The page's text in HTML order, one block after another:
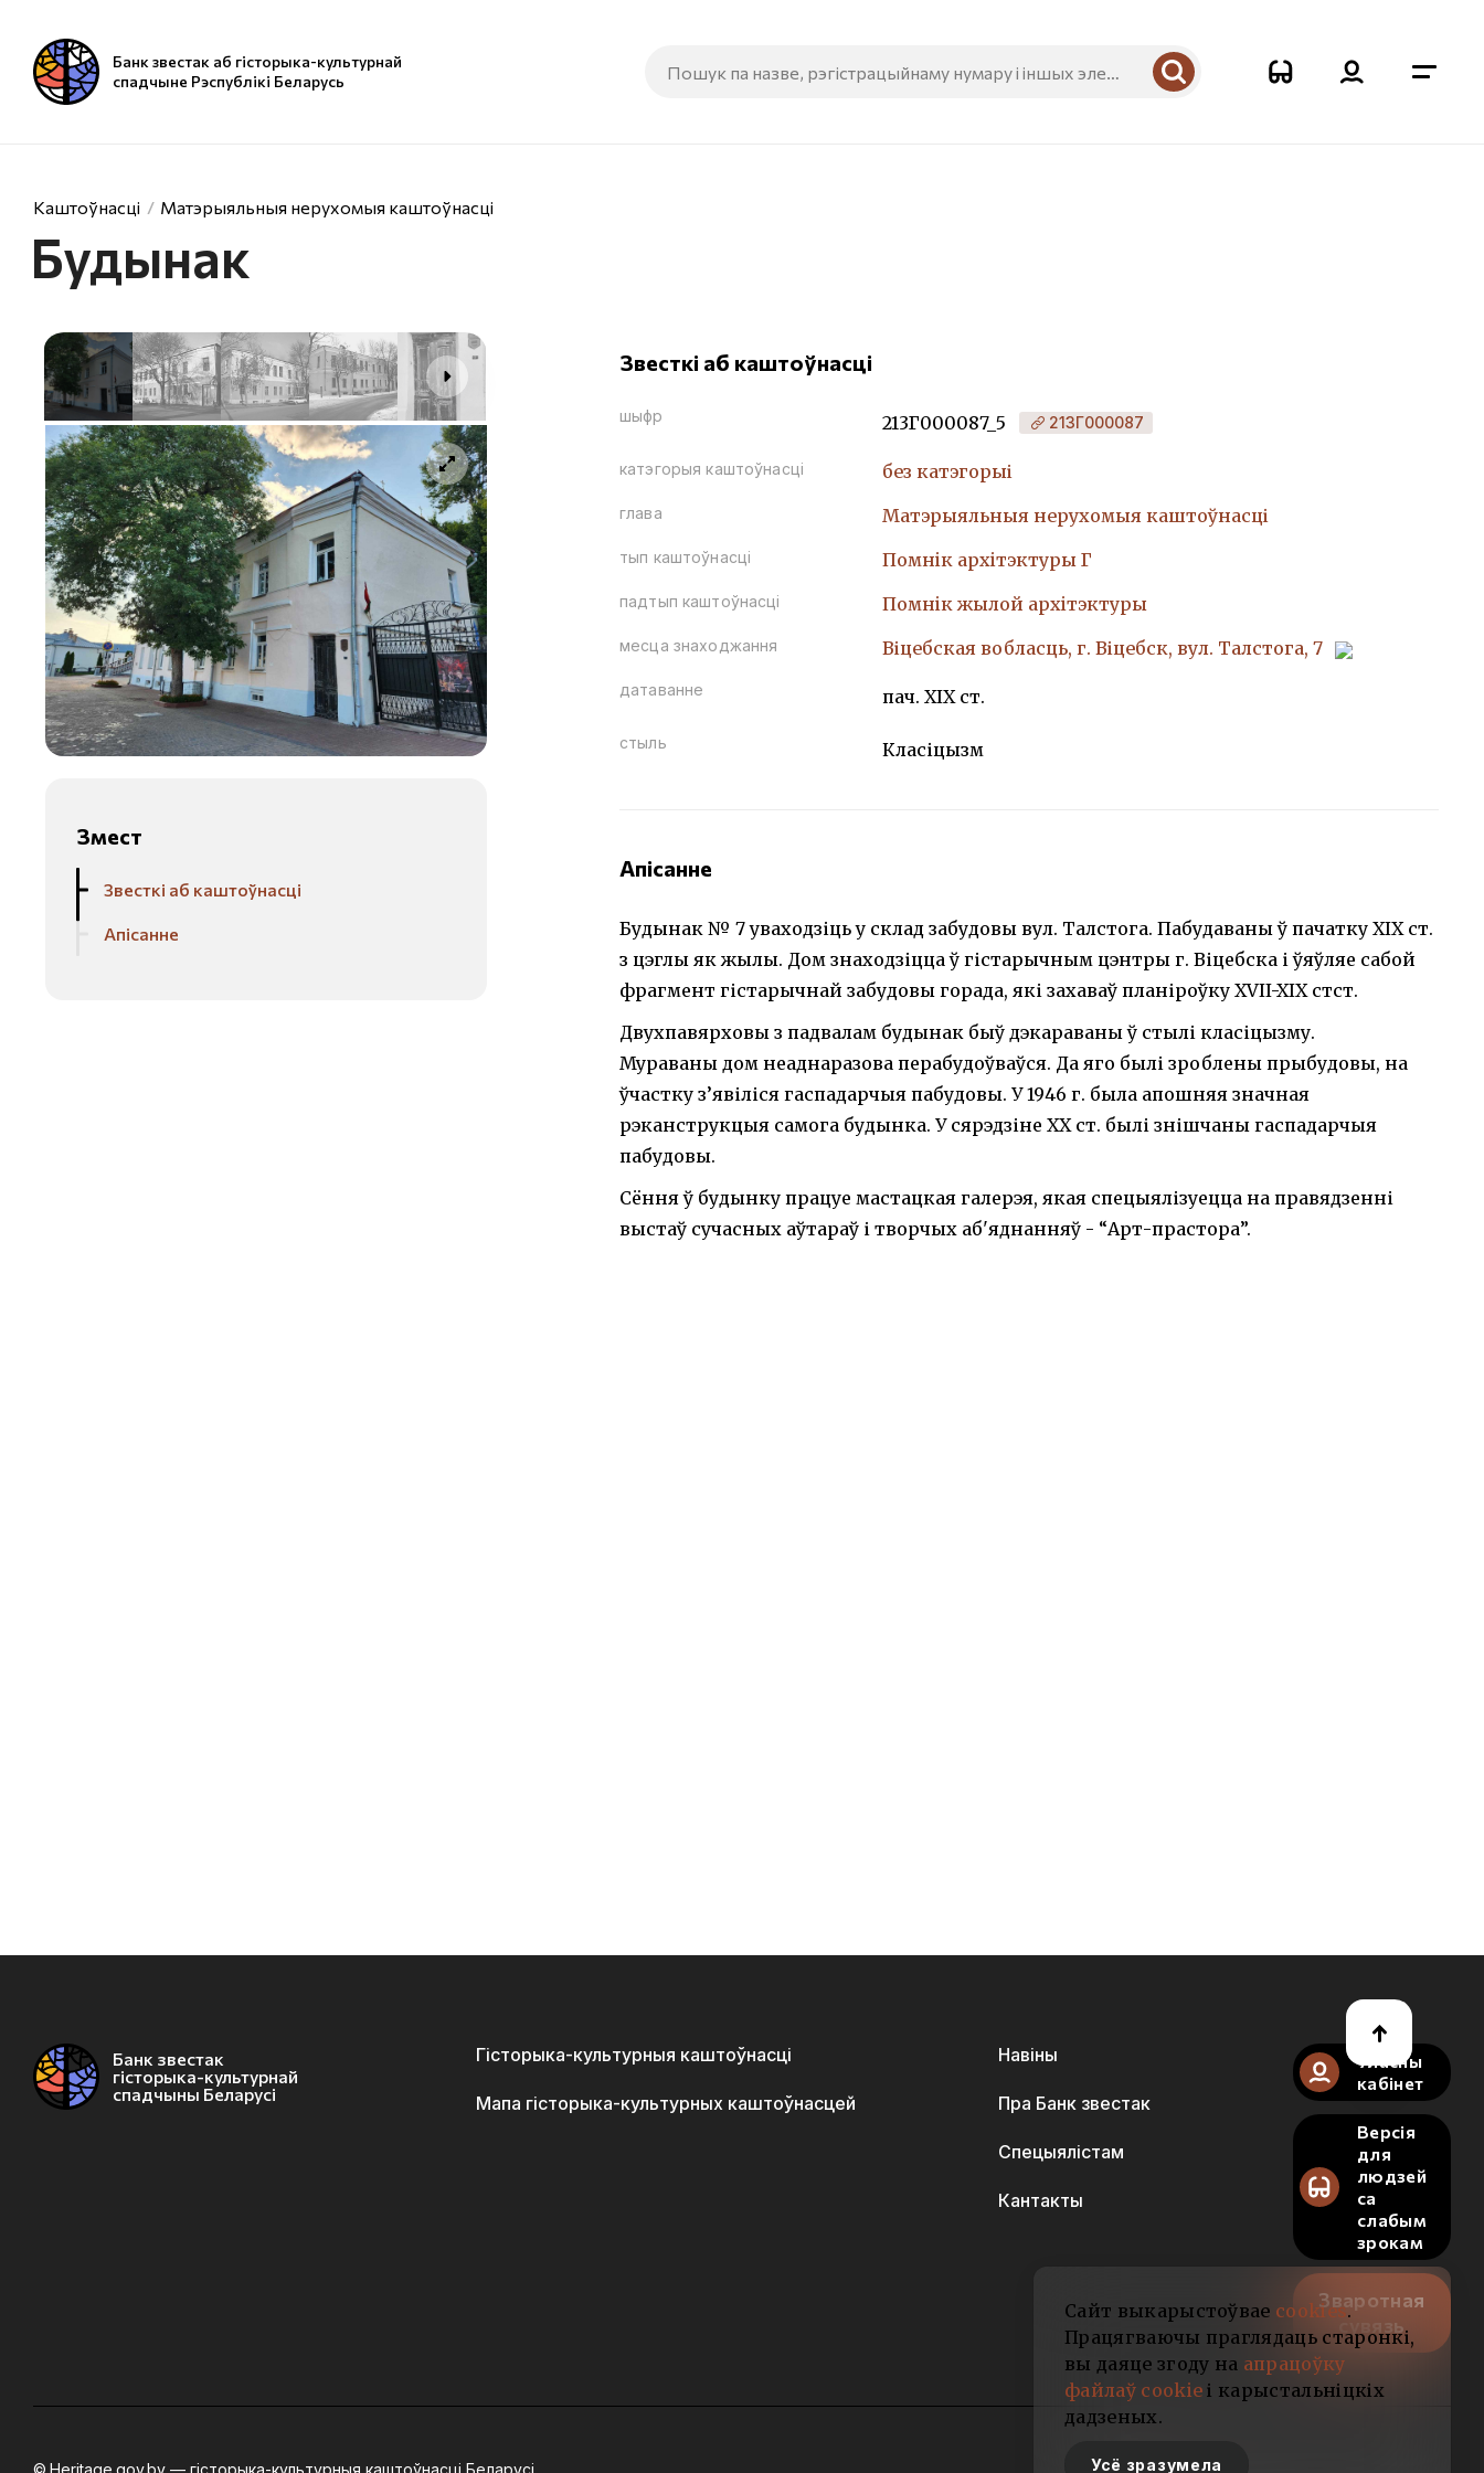
Банк звестак аб гісторыка-культурнай
спадчыне Рэспублікі Беларусь
Каштоўнасці Матэрыяльныя нерухомыя каштоўнасці
Будынак
Змест
Звесткі аб каштоўнасці
Апісанне
Звесткі аб каштоўнасці
шыфр 213Г000087_5 213Г000087
катэгорыя каштоўнасці без катэгорыі
глава Матэрыяльныя нерухомыя каштоўнасці
тып каштоўнасці Помнiк архiтэктуры Г
падтып каштоўнасці Помнiк жылой архiтэктуры
месца знаходжання Віцебская вобласць, г. Віцебск, вул. Талстога, 7
датаванне пач. ХІХ ст.
стыль Класіцызм
Апісанне
Будынак № 7 уваходзіць у склад забудовы вул. Талстога. Пабудаваны ў пачатку XIX ст.
з цэглы як жылы. Дом знаходзіцца ў гістарычным цэнтры г. Віцебска і ўяўляе сабой
фрагмент гістарычнай забудовы горада, які захаваў планіроўку XVII-XIX стст.
Двухпавярховы з падвалам будынак быў дэкараваны ў стылі класіцызму.
Мураваны дом неаднаразова перабудоўваўся. Да яго былі зроблены прыбудовы, на
ўчастку з’явіліся гаспадарчыя пабудовы. У 1946 г. была апошняя значная
рэканструкцыя самога будынка. У сярэдзіне XX ст. былі знішчаны гаспадарчыя
пабудовы.
Сёння ў будынку працуе мастацкая галерэя, якая спецыялізуецца на правядзенні
выстаў сучасных аўтараў і творчых аб'яднанняў - “Арт-прастора”.
Банк звестак
гісторыка-культурнай
спадчыны Беларусі
Гісторыка-культурныя каштоўнасці
Мапа гісторыка-культурных каштоўнасцей
Навіны
Пра Банк звестак
Спецыялістам
Кантакты
Уласны
кабінет
Версія
для
людзей
са
слабым
зрокам
Зваротная
сувязь
Heritage.gov.by — гісторыка-культурныя каштоўнасці Беларусі
Сайт выкарыстоўвае cookies.
Працягваючы праглядаць старонкі,
вы даяце згоду на апрацоўку
файлаў cookie і карыстальніцкіх
дадзеных.
Усё зразумела